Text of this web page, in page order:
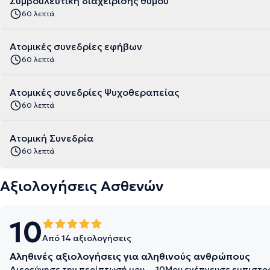
60 λεπτά
Ατομικές συνεδρίες εφήβων
60 λεπτά
Ατομικές συνεδρίες Ψυχοθεραπείας
60 λεπτά
Ατομική Συνεδρία
60 λεπτά
Αξιολογήσεις Ασθενών
10Από 14 αξιολογήσεις
Αληθινές αξιολογήσεις για αληθινούς ανθρώπους